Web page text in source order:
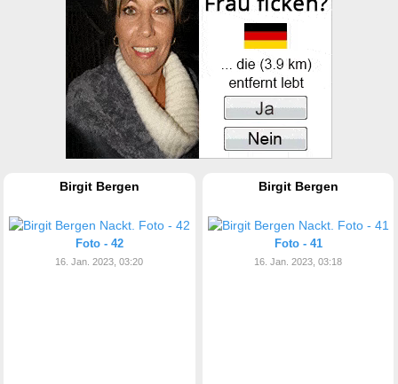
Birgit Bergen
Foto - 42
16. Jan. 2023, 03:20
Birgit Bergen
Foto - 41
16. Jan. 2023, 03:18